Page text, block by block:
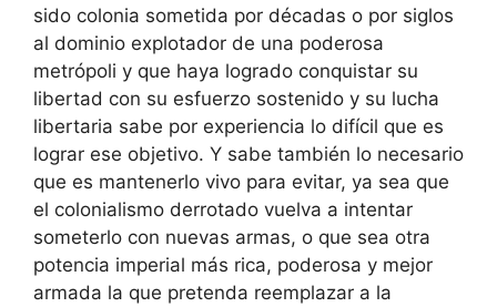
sido colonia sometida por décadas o por siglos
al dominio explotador de una poderosa
metrópoli y que haya logrado conquistar su
libertad con su esfuerzo sostenido y su lucha
libertaria sabe por experiencia lo difícil que es
lograr ese objetivo. Y sabe también lo necesario
que es mantenerlo vivo para evitar, ya sea que
el colonialismo derrotado vuelva a intentar
someterlo con nuevas armas, o que sea otra
potencia imperial más rica, poderosa y mejor
armada la que pretenda reemplazar a la